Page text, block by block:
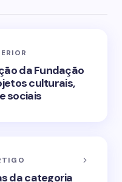
da Fundação
culturais,
sociais
da categoria